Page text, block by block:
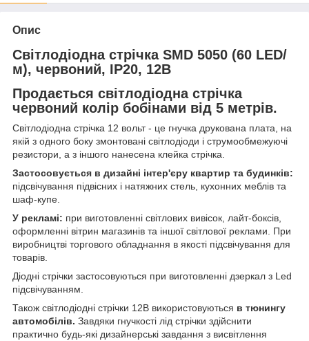
Опис
Світлодіодна стрічка SMD 5050 (60 LED/
м), червоний, IP20, 12В
Продається світлодіодна стрічка
червоний колір бобінами від 5 метрів.
Світлодіодна стрічка 12 вольт - це гнучка друкована плата, на
якій з одного боку змонтовані світлодіоди і струмообмежуючі
резистори, а з іншого нанесена клейка стрічка.
Застосовується в дизайні інтер'єру квартир та будинків:
підсвічування підвісних і натяжних стель, кухонних меблів та
шаф-купе.
У рекламі: при виготовленні світлових вивісок, лайт-боксів,
оформленні вітрин магазинів та іншої світлової реклами. При
виробництві торгового обладнання в якості підсвічування для
товарів.
Діодні стрічки застосовуються при виготовленні дзеркал з Led
підсвічуванням.
Також світлодіодні стрічки 12В використовуються в тюнингу
автомобілів. Завдяки гнучкості лід стрічки здійснити
практично будь-які дизайнерські завдання з висвітлення